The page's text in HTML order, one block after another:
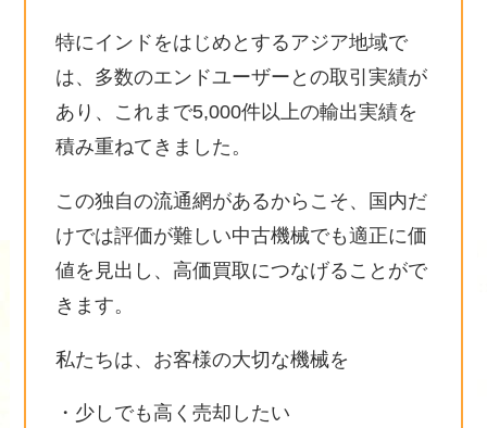
特にインドをはじめとするアジア地域で
は、多数のエンドユーザーとの取引実績が
あり、これまで5,000件以上の輸出実績を
積み重ねてきました。
この独自の流通網があるからこそ、国内だ
けでは評価が難しい中古機械でも適正に価
値を見出し、高価買取につなげることがで
きます。
私たちは、お客様の大切な機械を
・少しでも高く売却したい